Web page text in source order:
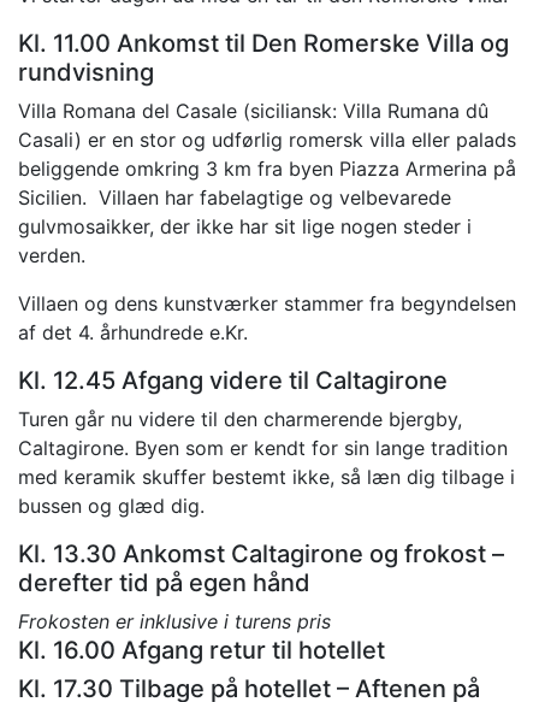
Kl. 11.00 Ankomst til Den Romerske Villa og
rundvisning
Villa Romana del Casale (siciliansk: Villa Rumana dû
Casali) er en stor og udførlig romersk villa eller palads
beliggende omkring 3 km fra byen Piazza Armerina på
Sicilien. Villaen har fabelagtige og velbevarede
gulvmosaikker, der ikke har sit lige nogen steder i
verden.
Villaen og dens kunstværker stammer fra begyndelsen
af det 4. århundrede e.Kr.
Kl. 12.45 Afgang videre til Caltagirone
Turen går nu videre til den charmerende bjergby,
Caltagirone. Byen som er kendt for sin lange tradition
med keramik skuffer bestemt ikke, så læn dig tilbage i
bussen og glæd dig.
Kl. 13.30 Ankomst Caltagirone og frokost –
derefter tid på egen hånd
Frokosten er inklusive i turens pris
Kl. 16.00 Afgang retur til hotellet
Kl. 17.30 Tilbage på hotellet – Aftenen på